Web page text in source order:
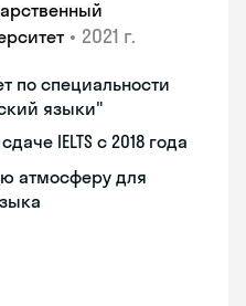
• 2021 г.
по специальности
языки"
IELTS с 2018 года
атмосферу для